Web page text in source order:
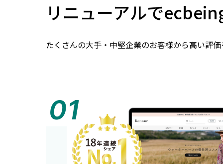
リニューアルで
たくさんの大手・中堅企業のお客様から高い評